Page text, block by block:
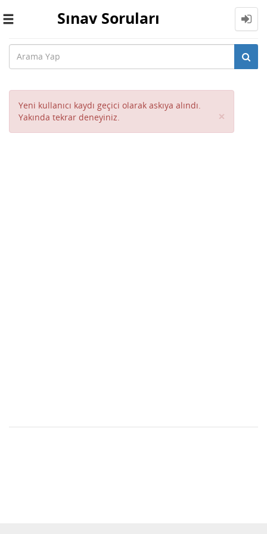
Toggle
Sınav Soruları
Yeni kullanıcı kaydı geçici olarak askıya alındı.
Yakında tekrar deneyiniz.
×